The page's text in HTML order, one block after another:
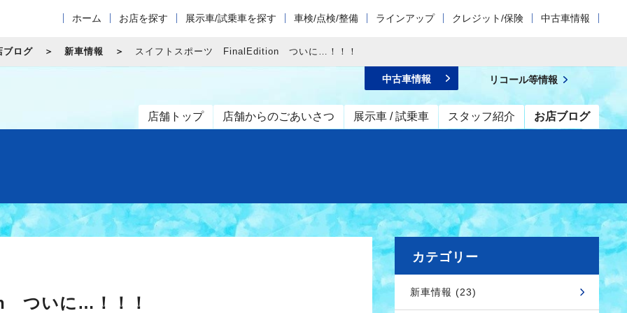
ホーム お店を探す 展示車/試乗車を探す 車検/点検/整備 ラインアップ クレジット/保険 中古車情報
ブログ 新車情報 スイフトスポーツ FinalEdition ついに…！！！
店舗トップ 店舗からのごあいさつ 展示車 / 試乗車 スタッフ紹介 お店ブログ
中古車情報 リコール等情報
ついに…！！！
カテゴリー
新車情報 (23)